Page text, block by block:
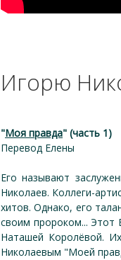
Игорю
"Моя правда" (часть 1)
Перевод Елены
Его называют
Николаев. Коллеги-
хитов. Однако, его
своим пророком... Этот
Наташей Королёвой.
Николаевым "Моей